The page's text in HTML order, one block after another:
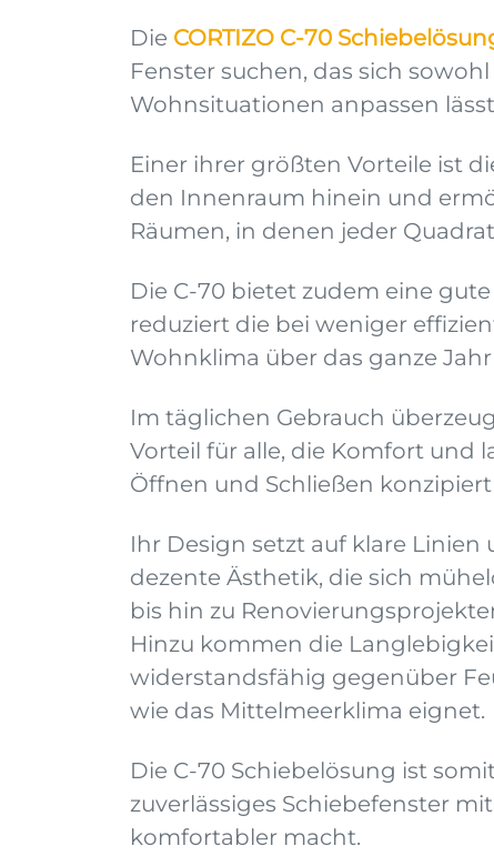
Die CORTIZO C-70
Fenster suchen, das sich
Wohnsituationen anpassen
Einer ihrer größten Vorteile ist
den Innenraum hinein und
Räumen, in denen jeder
Die C-70 bietet zudem eine
reduziert die bei weniger
Wohnklima über das ganze
Im täglichen Gebrauch
Vorteil für alle, die Komfort und
Öffnen und Schließen
Ihr Design setzt auf klare
dezente Ästhetik, die sich
bis hin zu
Hinzu kommen die
widerstandsfähig gegenüber
wie das Mittelmeerklima eignet.
Die C-70 Schiebelösung ist
zuverlässiges Schiebefenster
komfortabler macht.